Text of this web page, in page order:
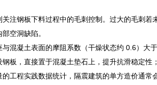
注钢板下料过程中的毛刺控制。过大的毛刺
空洞缺陷。
混凝土表面的摩阻系数（干燥状态约 0.6）
板，直接置于混凝土垫石上，提升抗滑稳定性；
工程实践数据统计，隔震建筑的单方造价通